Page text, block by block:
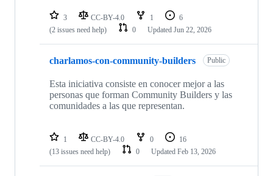
3 CC-BY-4.0 1
6
(2 issues need help)
0 Updated Jun 22, 2026
charlamos-con-community-builders Public
Esta iniciativa consiste en conocer mejor a las
personas que forman Community Builders y las
comunidades a las que representan.
1 CC-BY-4.0 0
16
(13 issues need help)
0 Updated Feb 13, 2026